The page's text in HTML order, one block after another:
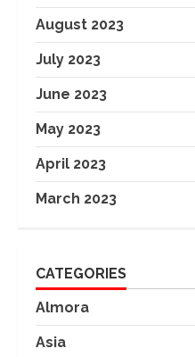
August 2023
July 2023
June 2023
May 2023
April 2023
March 2023
CATEGORIES
Almora
Asia